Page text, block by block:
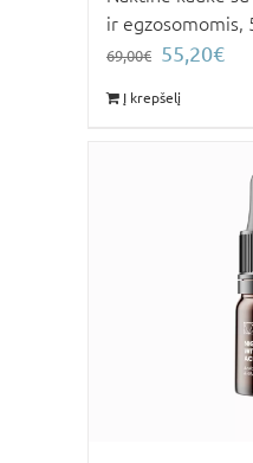
ir egzosomomis,
69,00€
Original
was:
55,20€
Į krepšelį